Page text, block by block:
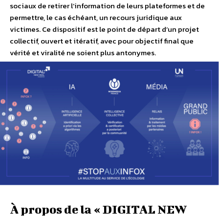
sociaux de retirer l’information de leurs plateformes et de
permettre, le cas échéant, un recours juridique aux
victimes. Ce dispositif est le point de départ d’un projet
collectif, ouvert et itératif, avec pour objectif final que
vérité et viralité ne soient plus antonymes.
À propos de la « DIGITAL NEW